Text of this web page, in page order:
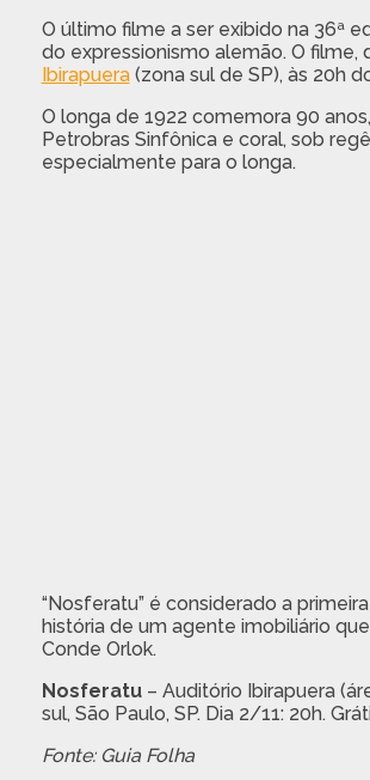
O último filme a ser exibido na 36ª
do expressionismo alemão. O filme,
Ibirapuera(zona sul de SP), às 20h
O longa de 1922 comemora 90
Petrobras Sinfônica e coral, sob
especialmente para o longa.
“Nosferatu” é considerado a
história de um agente imobiliário
Conde Orlok.
Nosferatu– Auditório Ibirapuera
sul, São Paulo, SP. Dia 2/11: 20h.
Fonte: Guia Folha